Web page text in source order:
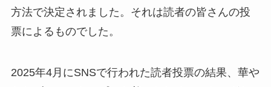
方法で決定されました。それは読者の皆さんの投
票によるものでした。
2025年4月にSNSで行われた読者投票の結果、華や